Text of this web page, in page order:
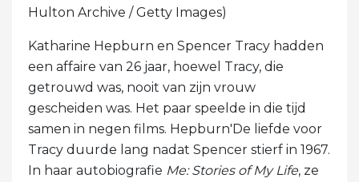
Hulton Archive / Getty Images)
Katharine Hepburn en Spencer Tracy hadden
een affaire van 26 jaar, hoewel Tracy, die
getrouwd was, nooit van zijn vrouw
gescheiden was. Het paar speelde in die tijd
samen in negen films. Hepburn'De liefde voor
Tracy duurde lang nadat Spencer stierf in 1967.
In haar autobiografie Me: Stories of My Life, ze